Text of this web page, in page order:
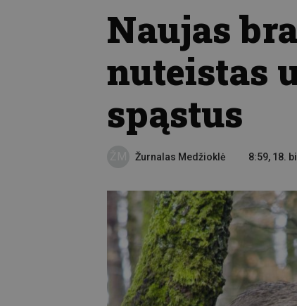
Naujas
nuteistas
spąstus
Žurnalas Medžioklė 8:59, 18.